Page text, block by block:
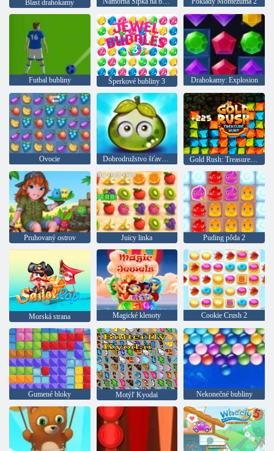
Blast drahokamy
Futbal bubliny Šperkové bubliny 3 Drahokamy: Explosion
Ovocie Dobrodružstvo šťavnatých bobúľ Gold Rush: Treasure Hunter
Pruhovaný ostrov Juicy linka Puding pôda 2
Morská strana Magické klenoty Cookie Crush 2
Gumené bloky Motýľ Kyodai Nekonečné bubliny